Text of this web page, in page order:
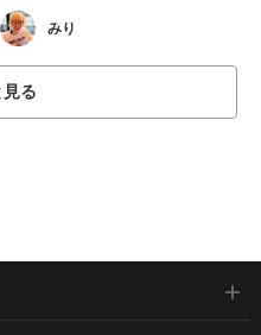
みり
見る